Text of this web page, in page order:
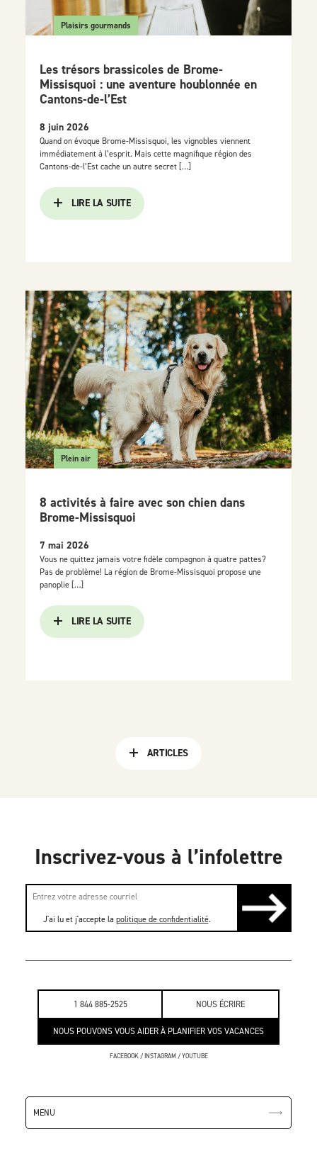
1 844 885-2525 NOUS ÉCRIRE
NOUS POUVONS VOUS AIDER À PLANIFIER VOS VACANCES
FACEBOOK/ INSTAGRAM /YOUTUBE
MENU
Plaisirs gourmands
Les trésors brassicoles de Brome-
Missisquoi : une aventure houblonnée en
Cantons-de-l’Est
8 juin 2026
Quand on évoque Brome-Missisquoi, les vignobles viennent
immédiatement à l’esprit. Mais cette magnifique région des
Cantons-de-l’Est cache un autre secret […]
LIRE LA SUITE
Plein air
8 activités à faire avec son chien dans
Brome-Missisquoi
7 mai 2026
Vous ne quittez jamais votre fidèle compagnon à quatre pattes?
Pas de problème! La région de Brome-Missisquoi propose une
panoplie […]
LIRE LA SUITE
ARTICLES
Inscrivez-vous à l’infolettre
J'ai lu et j'accepte la politique de confidentialité.